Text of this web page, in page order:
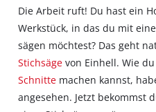
Die Arbeit ruft! Du hast ein
Werkstück, in das du mit
sägen möchtest? Das geht
Stichsägevon Einhell. Wie
Schnitte machen kannst,
angesehen. Jetzt bekommst